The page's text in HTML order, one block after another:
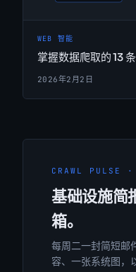
WEB 智能
掌握数据爬取的 13
2026年2月2日
CRAWL PULSE ·
基础设施简
箱。
每周二一封简短邮
容、一张系统图，